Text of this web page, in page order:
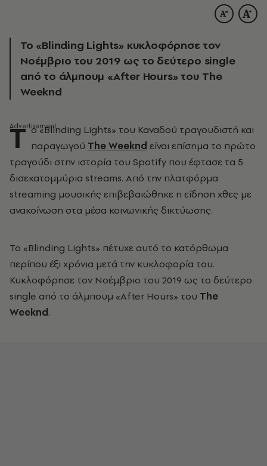
Το «Blinding Lights» κυκλοφόρησε τον
Νοέμβριο του 2019 ως το δεύτερο single
από το άλμπουμ «After Hours» του The
Weeknd
Τ ο «Blinding Lights» του Καναδού τραγουδιστή και
παραγωγού The Weeknd είναι επίσημα το πρώτο
τραγούδι στην ιστορία του Spotify που έφτασε τα 5
δισεκατομμύρια streams. Από την πλατφόρμα
streaming μουσικής επιβεβαιώθηκε η είδηση χθες με
ανακοίνωση στα μέσα κοινωνικής δικτύωσης.
Το «Blinding Lights» πέτυχε αυτό το κατόρθωμα
περίπου έξι χρόνια μετά την κυκλοφορία του.
Κυκλοφόρησε τον Νοέμβριο του 2019 ως το δεύτερο
single από το άλμπουμ «After Hours» του The
Weeknd.